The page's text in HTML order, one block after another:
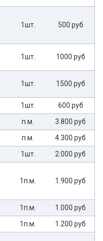
1шт. 500 руб
1шт. 1000 руб
1шт. 1500 руб
1шт.
600 руб
п.м.
3.800 руб
п.м.
4.300 руб
1шт.
2.000 руб
1п.м. 1.900 руб
1п.м.
1.000 руб
1п.м.
1.200 руб